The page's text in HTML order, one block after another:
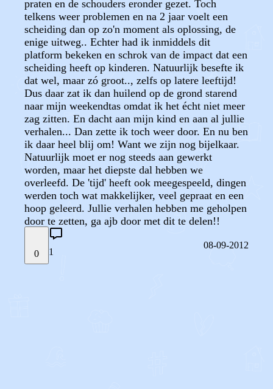
praten en de schouders eronder gezet. Toch
telkens weer problemen en na 2 jaar voelt een
scheiding dan op zo'n moment als oplossing, de
enige uitweg.. Echter had ik inmiddels dit
platform bekeken en schrok van de impact dat een
scheiding heeft op kinderen. Natuurlijk besefte ik
dat wel, maar zó groot.., zelfs op latere leeftijd!
Dus daar zat ik dan huilend op de grond starend
naar mijn weekendtas omdat ik het écht niet meer
zag zitten. En dacht aan mijn kind en aan al jullie
verhalen... Dan zette ik toch weer door. En nu ben
ik daar heel blij om! Want we zijn nog bijelkaar.
Natuurlijk moet er nog steeds aan gewerkt
worden, maar het diepste dal hebben we
overleefd. De 'tijd' heeft ook meegespeeld, dingen
werden toch wat makkelijker, veel gepraat en een
hoop geleerd. Jullie verhalen hebben me geholpen
door te zetten, ga ajb door met dit te delen!!
0 1
08-09-2012